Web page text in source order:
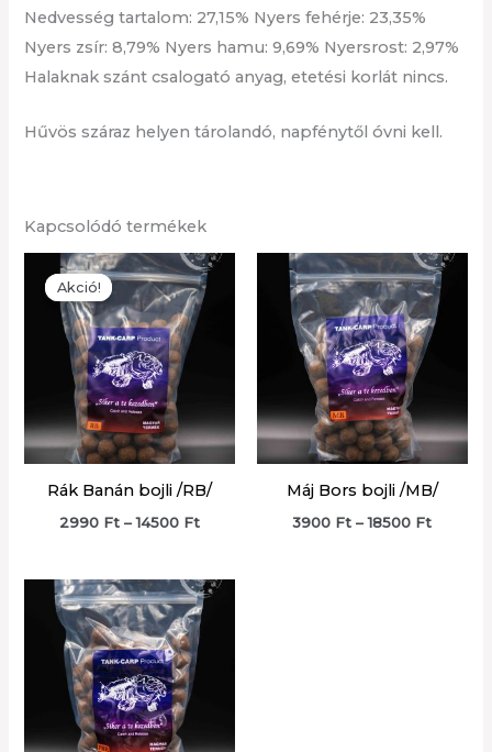
Nedvesség tartalom: 27,15% Nyers fehérje: 23,35%
Nyers zsír: 8,79% Nyers hamu: 9,69% Nyersrost: 2,97%
Halaknak szánt csalogató anyag, etetési korlát nincs.
Hűvös száraz helyen tárolandó, napfénytől óvni kell.
Kapcsolódó termékek
Akció!
Akció!
Rák Banán bojli /RB/
2990 Ft – 14500 FtÁrtartomány:
14500 Ft
Máj Bors bojli /MB/
3900 Ft – 18500 Ft